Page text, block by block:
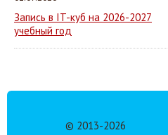
Запись в IT-куб на 2026-2027
учебный год
© 2013-2026